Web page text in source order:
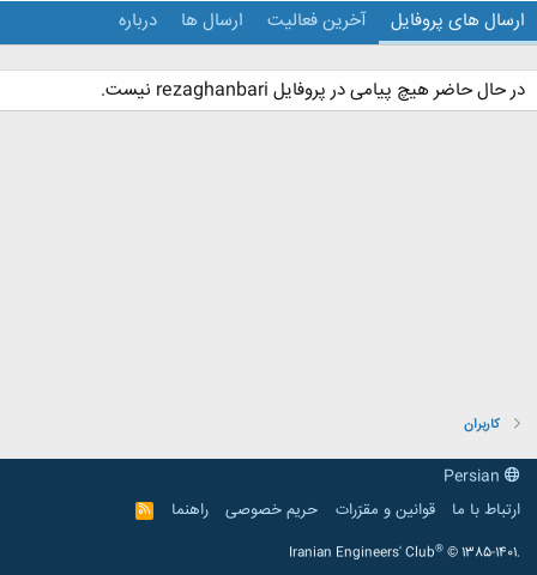
ارسال های پروفایل آخرین فعالیت ارسال ها درباره
در حال حاضر هیچ پیامی در پروفایل rezaghanbari نیست.
کاربران
ارتباط با ما
قوانین و مقرّرات حریم خصوصی راهنما
R
S
Iranian Engineers' Club® © 1385-1401.